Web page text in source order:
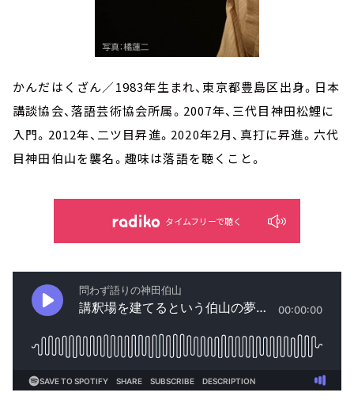
かんだはくざん／1983年生まれ、東京都豊島区出身。日本
講談協会、落語芸術協会所属。2007年、三代目神田松鯉に
入門。2012年、二ツ目昇進。2020年2月、真打に昇進。六代
目神田伯山を襲名。趣味は落語を聴くこと。
タイムフリーで聴く